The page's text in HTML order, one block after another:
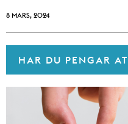
8 MARS, 2024
HAR DU PENGAR